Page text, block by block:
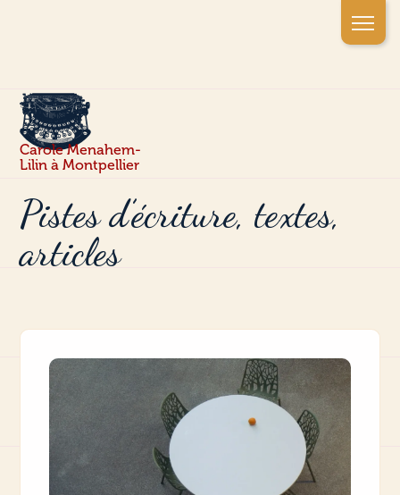
Pistes d’écriture, textes,
articles
Carole Menahem-
Lilin à Montpellier